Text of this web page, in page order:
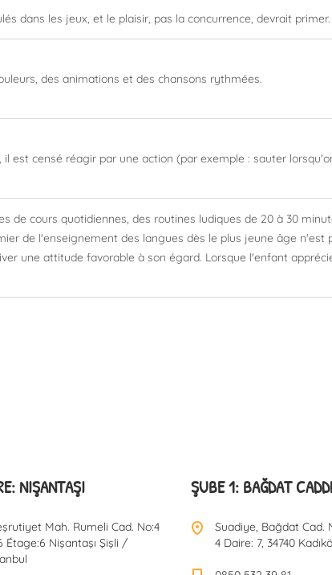
dans les jeux, et le plaisir, pas la concurrence, devrait primer.
des animations et des chansons rythmées.
est censé réagir par une action (par exemple : sauter
de cours quotidiennes, des routines ludiques de 20 à 30
de l'enseignement des langues dès le plus jeune âge n'est
une attitude favorable à son égard. Lorsque l'enfant
NIŞANTAŞI
Mah. Rumeli Cad. No:4
Étage:6 Nişantaşı Şişli /
ŞUBE 1: BAĞDAT
Suadiye, Bağdat Cad.
4 Daire: 7, 34740